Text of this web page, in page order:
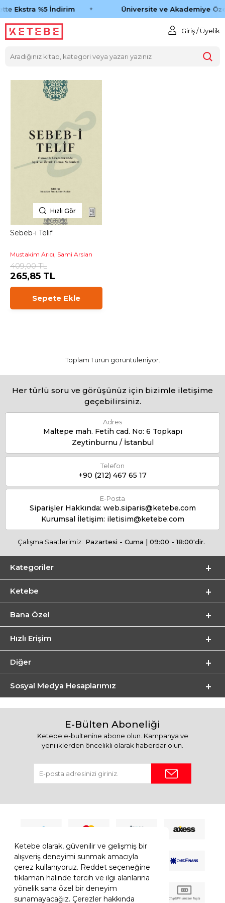
Ketebe olarak, güvenilir ve gelişmiş bir
alışveriş deneyimi sunmak amacıyla
çerez kullanıyoruz. Reddet seçeneğine
tıklaman halinde tercih ve ilgi alanlarına
yönelik sana özel bir deneyim
sunamayacağız. Çerezler hakkında
Ekstra %5 İndirim Üniversite ve Akademiye
Giriş / Üyelik
Hızlı Gör
Sebeb-i Telif
Mustakim Arıcı, Sami Arslan
409,00 TL
265,85 TL
Sepete Ekle
Toplam 1 ürün görüntüleniyor.
Her türlü soru ve görüşünüz için bizimle iletişime
geçebilirsiniz.
Adres
Maltepe mah. Fetih cad. No: 6 Topkapı
Zeytinburnu / İstanbul
Telefon
+90 (212) 467 65 17
E-Posta
Siparişler Hakkında: web.siparis@ketebe.com
Kurumsal İletişim: iletisim@ketebe.com
Çalışma Saatlerimiz: Pazartesi - Cuma | 09:00 - 18:00'dir.
Kategoriler
Ketebe
Bana Özel
Hızlı Erişim
Diğer
Sosyal Medya Hesaplarımız
E-Bülten Aboneliği
Ketebe e-bültenine abone olun. Kampanya ve
yeniliklerden öncelikli olarak haberdar olun.